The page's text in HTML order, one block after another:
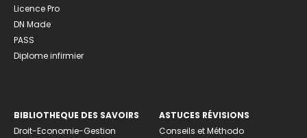
Licence Pro
DN Made
PASS
Diplome infirmier
BIBLIOTHEQUE DES SAVOIRS
Droit-Economie-Gestion
ASTUCES RÉVISIONS
Conseils et Méthodo